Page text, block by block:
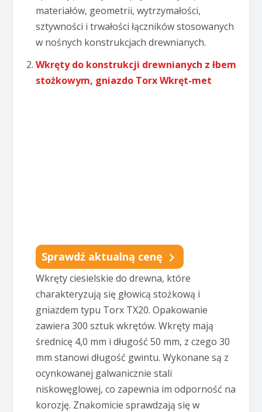
materiałów, geometrii, wytrzymałości,
sztywności i trwałości łączników stosowanych
w nośnych konstrukcjach drewnianych.
Wkręty do konstrukcji drewnianych z łbem
stożkowym, gniazdo Torx Wkręt-met
Sprawdź aktualną cenę
Wkręty ciesielskie do drewna, które
charakteryzują się głowicą stożkową i
gniazdem typu Torx TX20. Opakowanie
zawiera 300 sztuk wkrętów. Wkręty mają
średnicę 4,0 mm i długość 50 mm, z czego 30
mm stanowi długość gwintu. Wykonane są z
ocynkowanej galwanicznie stali
niskowęglowej, co zapewnia im odporność na
korozję. Znakomicie sprawdzają się w